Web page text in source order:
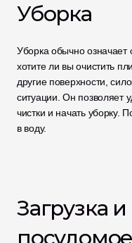
Уборка
Уборка обычно означает
хотите ли вы очистить
другие поверхности,
ситуации. Он позволяет
чистки и начать уборку.
в воду.
Загрузка